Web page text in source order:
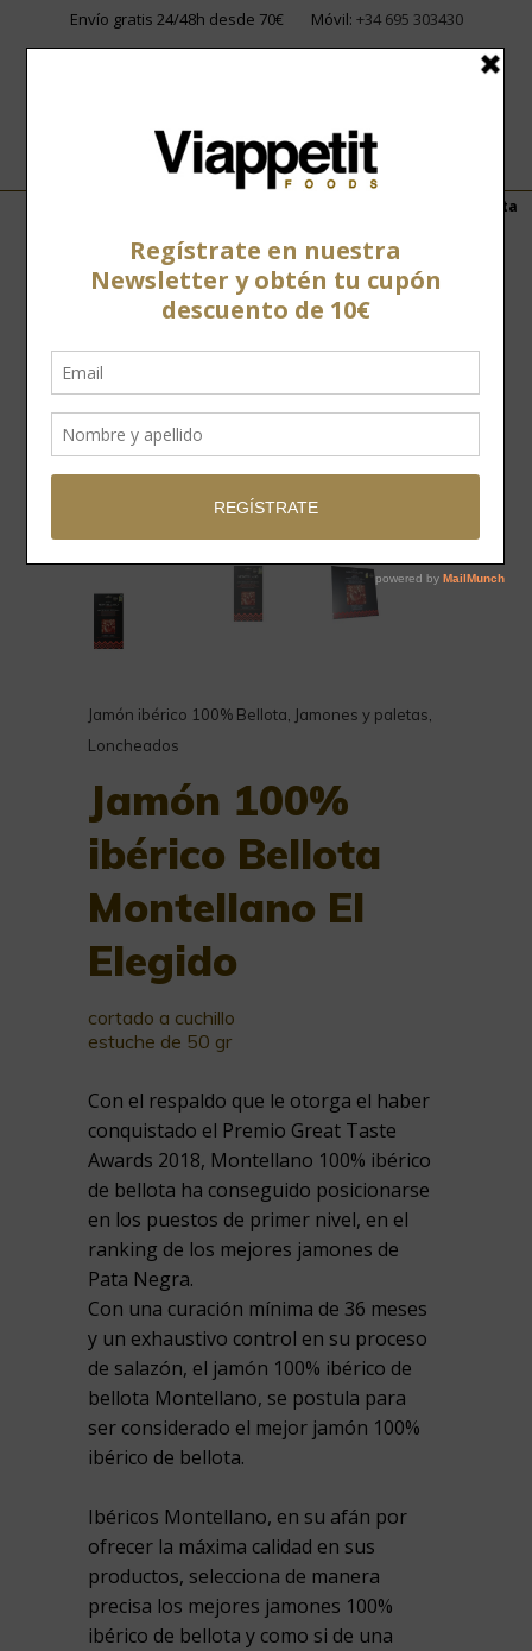
Envío gratis 24/48h desde 70€ Móvil: +34 695 303430
Jamón 100% ibérico Bellota
Montellano El Elegido
Jamón ibérico 100% Bellota Jamones y paletas
Loncheados
Jamón 100%
ibérico Bellota
Montellano El
Elegido
cortado a cuchillo
estuche de 50 gr
Con el respaldo que le otorga el haber
conquistado el Premio Great Taste
Awards 2018, Montellano 100% ibérico
de bellota ha conseguido posicionarse
en los puestos de primer nivel, en el
ranking de los mejores jamones de
Pata Negra.
Con una curación mínima de 36 meses
y un exhaustivo control en su proceso
de salazón, el jamón 100% ibérico de
bellota Montellano, se postula para
ser considerado el mejor jamón 100%
ibérico de bellota.
Ibéricos Montellano, en su afán por
ofrecer la máxima calidad en sus
productos, selecciona de manera
precisa los mejores jamones 100%
ibérico de bellota y como si de una